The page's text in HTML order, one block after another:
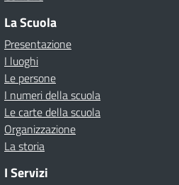
La Scuola
Presentazione
I luoghi
Le persone
I numeri della scuola
Le carte della scuola
Organizzazione
La storia
I Servizi